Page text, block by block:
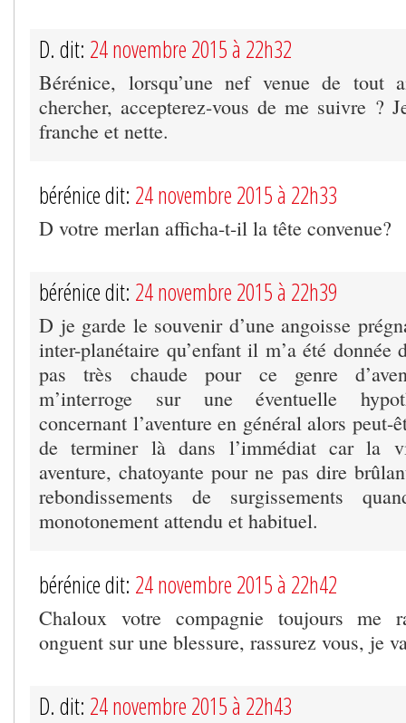
D. dit: 24 novembre 2015 à 22h32
Bérénice, lorsqu’une nef venue de tout
chercher, accepterez-vous de me suivre ?
franche et nette.
bérénice dit: 24 novembre 2015 à 22h33
D votre merlan afficha-t-il la tête convenue?
bérénice dit: 24 novembre 2015 à 22h39
D je garde le souvenir d’une angoisse
inter-planétaire qu’enfant il m’a été donnée
pas très chaude pour ce genre
m’interroge sur une éventuelle
concernant l’aventure en général alors peut-
de terminer là dans l’immédiat car la
aventure, chatoyante pour ne pas dire
rebondissements de surgissements
monotonement attendu et habituel.
bérénice dit: 24 novembre 2015 à 22h42
Chaloux votre compagnie toujours me
onguent sur une blessure, rassurez vous, je
D. dit: 24 novembre 2015 à 22h43